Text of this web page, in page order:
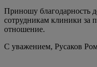
Приношу благодарность
сотрудникам клиники за
отношение.
С уважением, Русаков